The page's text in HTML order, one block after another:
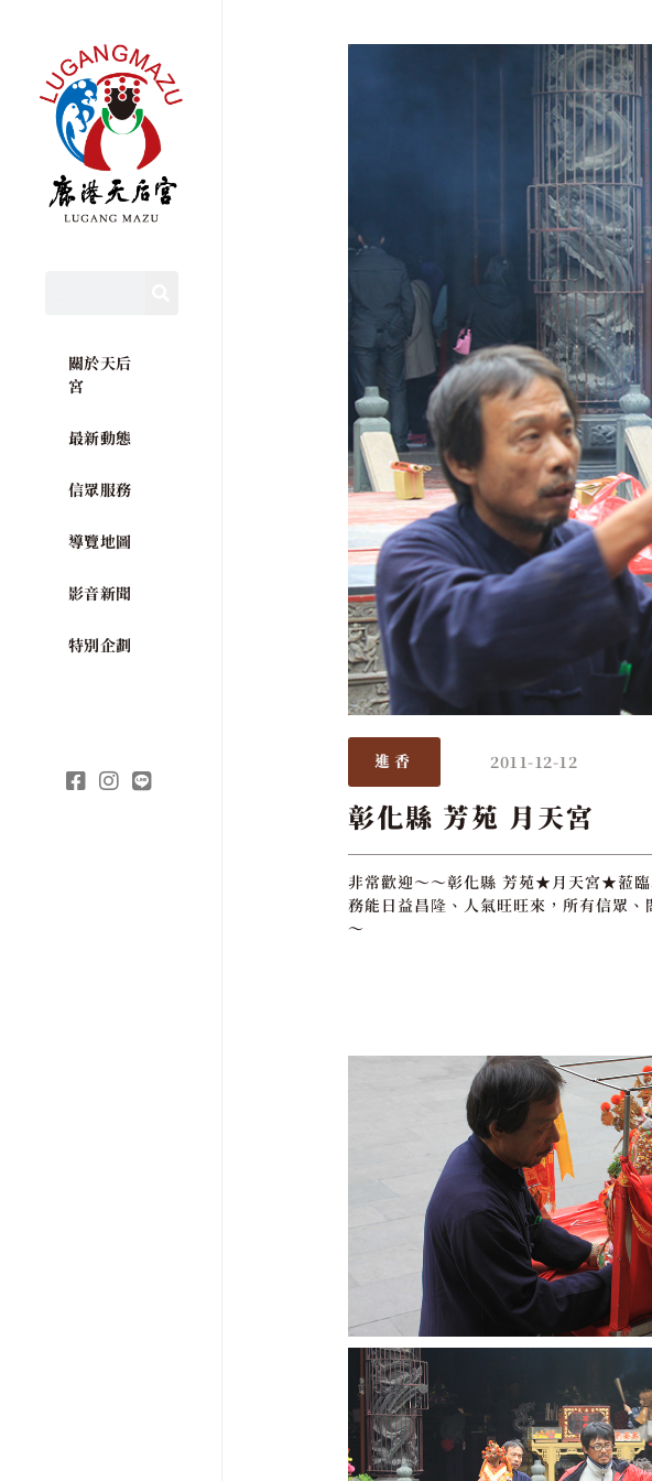
關於天后
宮
最新動態
信眾服務
導覽地圖
影音新聞
特別企劃
進香 2011-12-12
彰化縣 芳苑 月天宮
非常歡迎～～彰化縣 芳苑★月天宮★蒞
務能日益昌隆、人氣旺旺來，所有信眾
～